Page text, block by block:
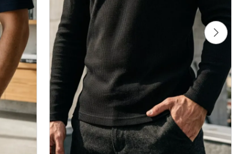
Erkek Ön Yarım Düğmeli Kendinden Desenli Sweatshirt Siyah